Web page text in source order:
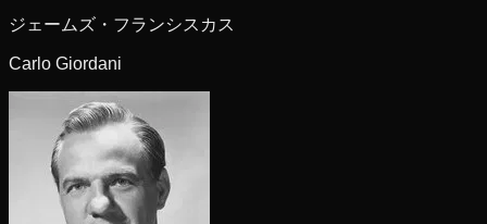
ジェームズ・フランシスカス
Carlo Giordani